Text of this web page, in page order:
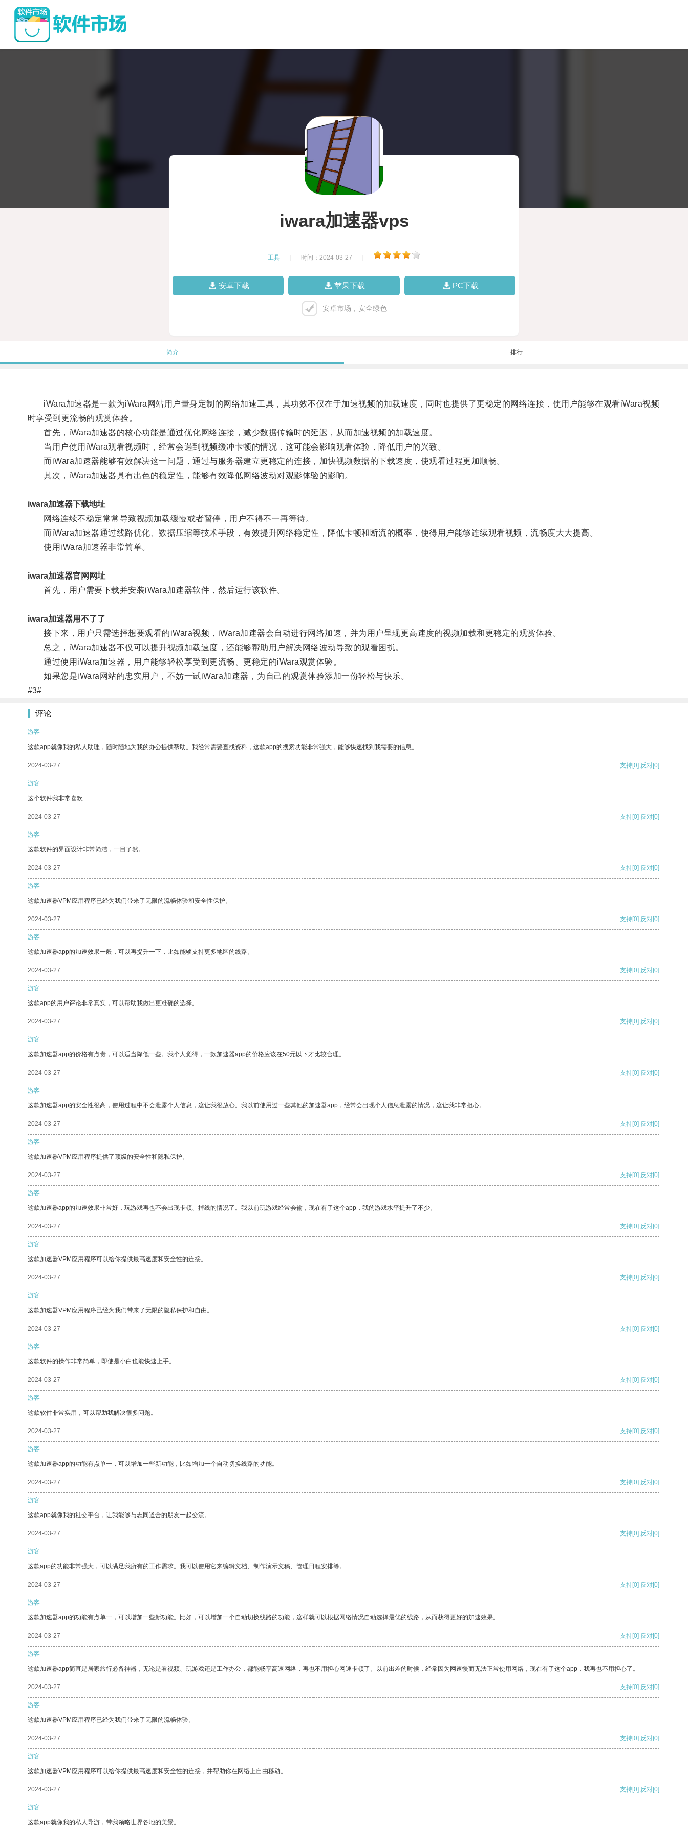
iwara加速器vps
工具 时间：2024-03-27
安卓下载 苹果下载 PC下载
安卓市场，安全绿色
简介 排行
iWara加速器是一款为iWara网站用户量身定制的网络加速工具，其功效不仅在于加速视频的加载速度，同时也提供了更稳定的网络连接，使用户能够在观看iWara视频
时享受到更流畅的观赏体验。
首先，iWara加速器的核心功能是通过优化网络连接，减少数据传输时的延迟，从而加速视频的加载速度。
当用户使用iWara观看视频时，经常会遇到视频缓冲卡顿的情况，这可能会影响观看体验，降低用户的兴致。
而iWara加速器能够有效解决这一问题，通过与服务器建立更稳定的连接，加快视频数据的下载速度，使观看过程更加顺畅。
其次，iWara加速器具有出色的稳定性，能够有效降低网络波动对观影体验的影响。
iwara加速器下载地址
网络连续不稳定常常导致视频加载缓慢或者暂停，用户不得不一再等待。
而iWara加速器通过线路优化、数据压缩等技术手段，有效提升网络稳定性，降低卡顿和断流的概率，使得用户能够连续观看视频，流畅度大大提高。
使用iWara加速器非常简单。
iwara加速器官网网址
首先，用户需要下载并安装iWara加速器软件，然后运行该软件。
iwara加速器用不了了
接下来，用户只需选择想要观看的iWara视频，iWara加速器会自动进行网络加速，并为用户呈现更高速度的视频加载和更稳定的观赏体验。
总之，iWara加速器不仅可以提升视频加载速度，还能够帮助用户解决网络波动导致的观看困扰。
通过使用iWara加速器，用户能够轻松享受到更流畅、更稳定的iWara观赏体验。
如果您是iWara网站的忠实用户，不妨一试iWara加速器，为自己的观赏体验添加一份轻松与快乐。
#3#
评论
游客
这款app就像我的私人助理，随时随地为我的办公提供帮助。我经常需要查找资料，这款app的搜索功能非常强大，能够快速找到我需要的信息。
2024-03-27 支持[0] 反对[0]
游客
这个软件我非常喜欢
2024-03-27 支持[0] 反对[0]
游客
这款软件的界面设计非常简洁，一目了然。
2024-03-27 支持[0] 反对[0]
游客
这款加速器VPM应用程序已经为我们带来了无限的流畅体验和安全性保护。
2024-03-27 支持[0] 反对[0]
游客
这款加速器app的加速效果一般，可以再提升一下，比如能够支持更多地区的线路。
2024-03-27 支持[0] 反对[0]
游客
这款app的用户评论非常真实，可以帮助我做出更准确的选择。
2024-03-27 支持[0] 反对[0]
游客
这款加速器app的价格有点贵，可以适当降低一些。我个人觉得，一款加速器app的价格应该在50元以下才比较合理。
2024-03-27 支持[0] 反对[0]
游客
这款加速器app的安全性很高，使用过程中不会泄露个人信息，这让我很放心。我以前使用过一些其他的加速器app，经常会出现个人信息泄露的情况，这让我非常担心。
2024-03-27 支持[0] 反对[0]
游客
这款加速器VPM应用程序提供了顶级的安全性和隐私保护。
2024-03-27 支持[0] 反对[0]
游客
这款加速器app的加速效果非常好，玩游戏再也不会出现卡顿、掉线的情况了。我以前玩游戏经常会输，现在有了这个app，我的游戏水平提升了不少。
2024-03-27 支持[0] 反对[0]
游客
这款加速器VPM应用程序可以给你提供最高速度和安全性的连接。
2024-03-27 支持[0] 反对[0]
游客
这款加速器VPM应用程序已经为我们带来了无限的隐私保护和自由。
2024-03-27 支持[0] 反对[0]
游客
这款软件的操作非常简单，即使是小白也能快速上手。
2024-03-27 支持[0] 反对[0]
游客
这款软件非常实用，可以帮助我解决很多问题。
2024-03-27 支持[0] 反对[0]
游客
这款加速器app的功能有点单一，可以增加一些新功能，比如增加一个自动切换线路的功能。
2024-03-27 支持[0] 反对[0]
游客
这款app就像我的社交平台，让我能够与志同道合的朋友一起交流。
2024-03-27 支持[0] 反对[0]
游客
这款app的功能非常强大，可以满足我所有的工作需求。我可以使用它来编辑文档、制作演示文稿、管理日程安排等。
2024-03-27 支持[0] 反对[0]
游客
这款加速器app的功能有点单一，可以增加一些新功能。比如，可以增加一个自动切换线路的功能，这样就可以根据网络情况自动选择最优的线路，从而获得更好的加速效果。
2024-03-27 支持[0] 反对[0]
游客
这款加速器app简直是居家旅行必备神器，无论是看视频、玩游戏还是工作办公，都能畅享高速网络，再也不用担心网速卡顿了。以前出差的时候，经常因为网速慢而无法正常使用网络，现在有了这个app，我再也不用担心了。
2024-03-27 支持[0] 反对[0]
游客
这款加速器VPM应用程序已经为我们带来了无限的流畅体验。
2024-03-27 支持[0] 反对[0]
游客
这款加速器VPM应用程序可以给你提供最高速度和安全性的连接，并帮助你在网络上自由移动。
2024-03-27 支持[0] 反对[0]
游客
这款app就像我的私人导游，带我领略世界各地的美景。